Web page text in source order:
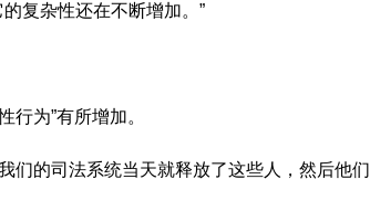
复杂性还在不断增加。”
行为”有所增加。
们的司法系统当天就释放了这些人，然后他们